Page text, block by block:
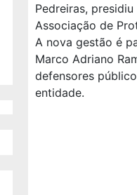
Pedreiras,
Associação de
A nova gestão é
Marco Adriano
defensores
entidade.